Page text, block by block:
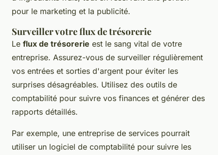
pour le marketing et la publicité.
Surveiller votre flux de trésorerie
Le flux de trésorerie est le sang vital de votre
entreprise. Assurez-vous de surveiller régulièrement
vos entrées et sorties d'argent pour éviter les
surprises désagréables. Utilisez des outils de
comptabilité pour suivre vos finances et générer des
rapports détaillés.
Par exemple, une entreprise de services pourrait
utiliser un logiciel de comptabilité pour suivre les